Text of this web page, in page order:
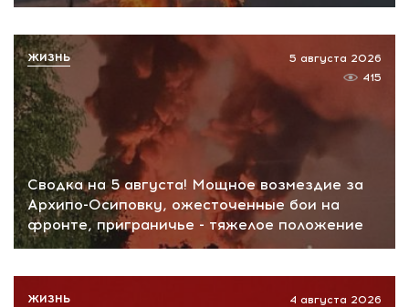
Сводка на 5 августа! Мощное возмездие за
Архипо-Осиповку, ожесточенные бои на
фронте, приграничье - тяжелое положение
5 августа 2026
415
ЖИЗНЬ
4 августа 2026
ЖИЗНЬ